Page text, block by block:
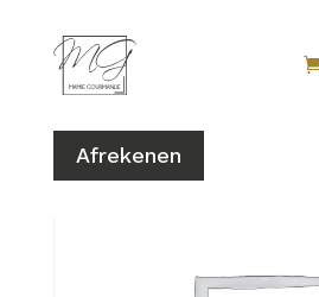
Afrekenen
Home/Vienoisseries